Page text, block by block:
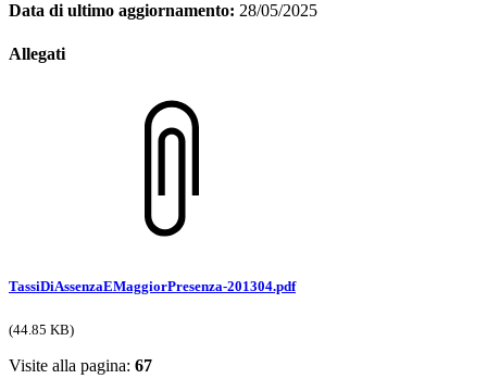
Data di ultimo aggiornamento: 28/05/2025
Allegati
TassiDiAssenzaEMaggiorPresenza-201304.pdf
(44.85 KB)
Visite alla pagina: 67